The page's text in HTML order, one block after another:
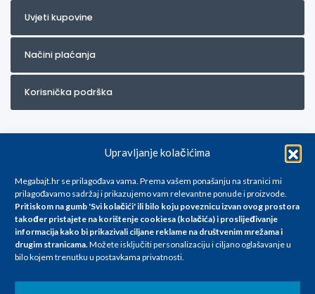
Upravljanje kolačićima
Megabajt.hr se prilagođava vama. Prema vašem ponašanju na stranici mi
prilagođavamo sadržaj i prikazujemo vam relevantne ponude i proizvode.
Pritiskom na gumb 'Svi kolačići' ili bilo koju poveznicu izvan ovog prostora
također pristajete na korištenje cookiesa (kolačića) i proslijeđivanje
informacija kako bi prikazivali ciljane reklame na društvenim mrežama i
drugim stranicama.Možete isključiti personalizaciju i ciljano oglašavanje u
bilo kojem trenutku u postavkama privatnosti.
Uvjeti kupovine
Načini plaćanja
Korisnička podrška
Za artikle kojih trenutno nema u ponudi obratite nam se na
info@megabajt.hr. Sve cijene su informativnog karaktera i podložne su
promjenama, a
iskazane su za avansno plaćanje(gotovina) u Eurima i uključuju PDV. Sve
se razlikovati od cijena u našim poslovnicama. Trudimo se dati što bolji